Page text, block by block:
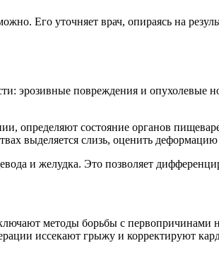
Его уточняет врач, опираясь на
эрозивные повреждения и опухолевые
определяют состояние органов
выделяется слизь, оценить
и желудка. Это позволяет
методы борьбы с первопричинами
иссекают грыжу и корректируют